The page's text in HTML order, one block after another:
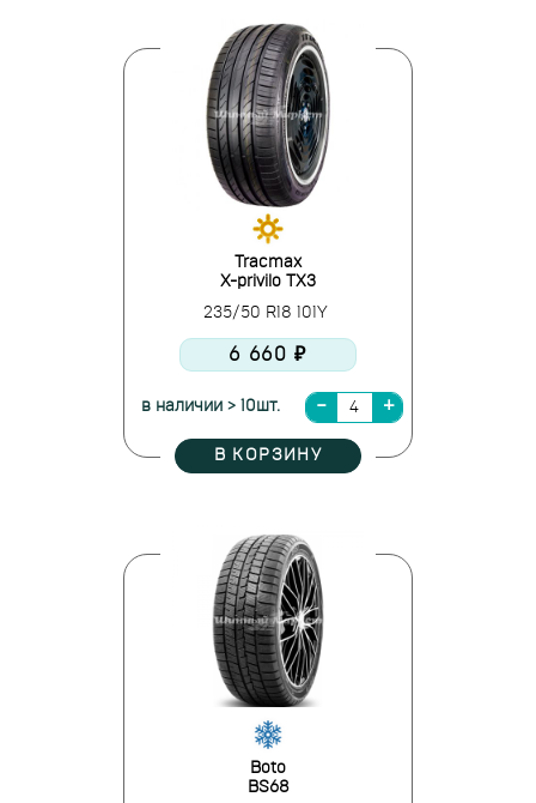
Tracmax
X-privilo TX3
235/50 R18 101Y
6 660 ₽
в наличии > 10шт.
В КОРЗИНУ
Boto
BS68